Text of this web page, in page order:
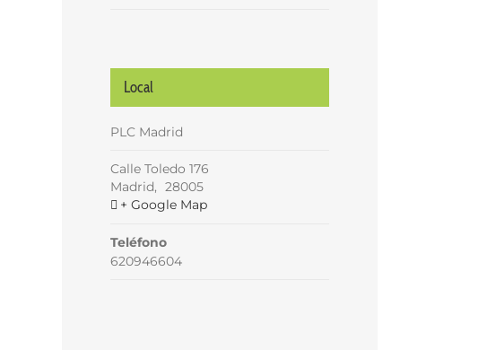
Local
PLC Madrid
Calle Toledo 176
Madrid, 28005
+ Google Map
Teléfono
620946604